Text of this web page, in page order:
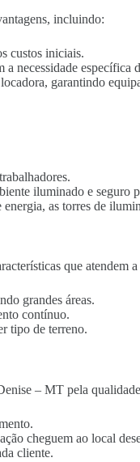
incluindo:
custos iniciais.
a necessidade específica
garantindo
iluminado e seguro
as torres de
que atendem a
grandes áreas.
contínuo.
tipo de terreno.
– MT pela
cheguem ao local
cliente.